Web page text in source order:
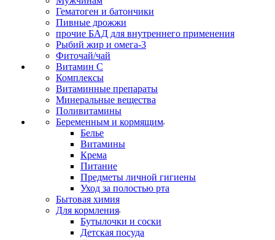
Гематоген и батончики
Пивные дрожжи
прочие БАД для внутреннего применения
Рыбий жир и омега-3
Фиточай/чай
Витамин С
Комплексы
Витаминные препараты
Минеральные вещества
Поливитамины
Беременным и кормящим
Белье
Витамины
Крема
Питание
Предметы личной гигиены
Уход за полостью рта
Бытовая химия
Для кормления
Бутылочки и соски
Детская посуда